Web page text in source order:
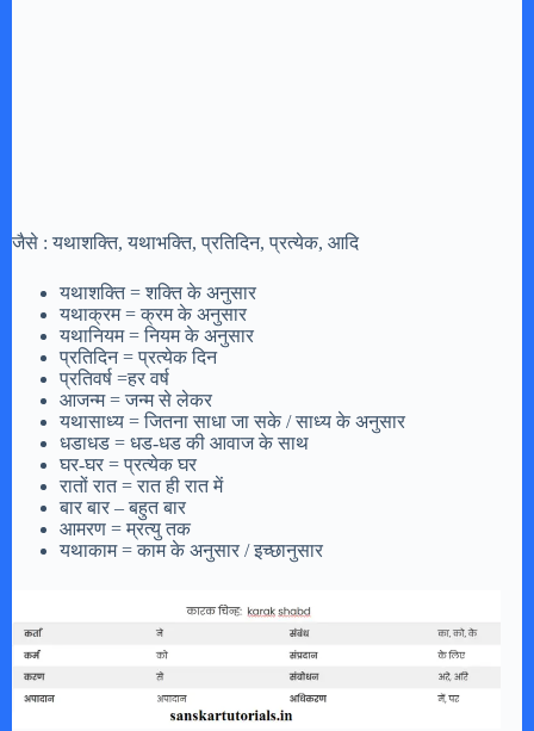
जैसे : यथाशक्ति, यथाभक्ति, प्रतिदिन, प्रत्येक, आदि
यथाशक्ति = शक्ति के अनुसार
यथाक्रम = क्रम के अनुसार
यथानियम = नियम के अनुसार
प्रतिदिन = प्रत्येक दिन
प्रतिवर्ष =हर वर्ष
आजन्म = जन्म से लेकर
यथासाध्य = जितना साधा जा सके / साध्य के अनुसार
धडाधड = धड-धड की आवाज के साथ
घर-घर = प्रत्येक घर
रातों रात = रात ही रात में
बार बार – बहुत बार
आमरण = म्रत्यु तक
यथाकाम = काम के अनुसार / इच्छानुसार